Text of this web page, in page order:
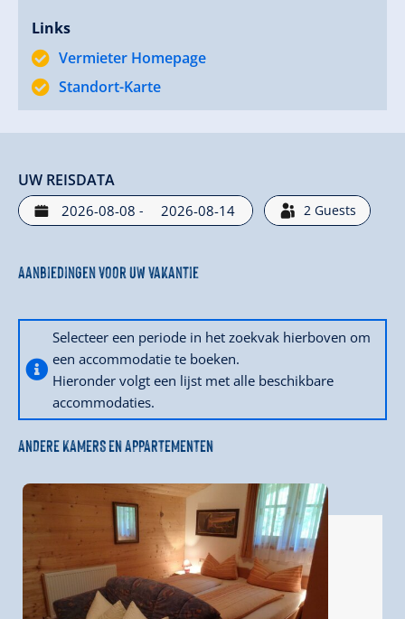
Links
Vermieter Homepage
Standort-Karte
UW REISDATA
- 2 Guests
Aanbiedingen voor uw vakantie
Selecteer een periode in het zoekvak hierboven om
een accommodatie te boeken.
Hieronder volgt een lijst met alle beschikbare
accommodaties.
ANDERE KAMERS EN APPARTEMENTEN